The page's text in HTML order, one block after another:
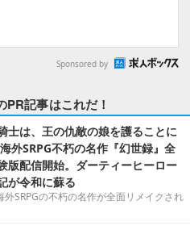
Sponsored by
PR記事はこれだ！
士は、王の仇敵の娘を護ることに
外SRPG不朽の名作『幻世録』全
版配信開始。ダーティーヒーロー
が令和に蘇る
SRPGの不朽の名作が全面リメイクされ